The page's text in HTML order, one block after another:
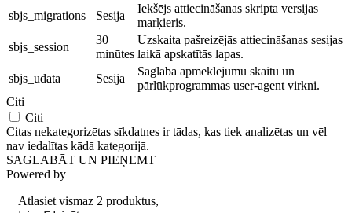
sbjs_migrations
Sesija
Iekšējs attiecināšanas skripta versijas
marķieris.
sbjs_session
30
minūtes
Uzskaita pašreizējās attiecināšanas sesijas
laikā apskatītās lapas.
sbjs_udata
Sesija
Saglabā apmeklējumu skaitu un
pārlūkprogrammas user-agent virkni.
Citi
Citi
Citas nekategorizētas sīkdatnes ir tādas, kas tiek analizētas un vēl
nav iedalītas kādā kategorijā.
SAGLABĀT UN PIEŅEMT
Powered by
Atlasiet vismaz 2 produktus,